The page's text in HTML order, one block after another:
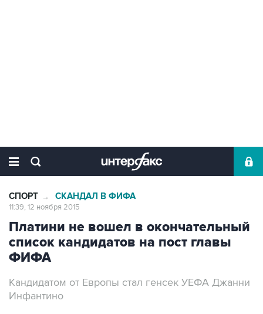
СПОРТ → СКАНДАЛ В ФИФА
11:39, 12 ноября 2015
Платини не вошел в окончательный
список кандидатов на пост главы
ФИФА
Кандидатом от Европы стал генсек УЕФА Джанни
Инфантино